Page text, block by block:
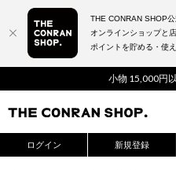
小物 15,000円
ログイン 新規登録
THE CONRAN SHOP
オンラインショップと
ポイントを貯める・使